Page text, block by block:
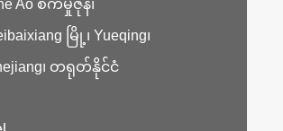
Ao စက်မှုဇုန်၊
မြို့၊ Yueqing၊
၊ တရုတ်နိုင်ငံ